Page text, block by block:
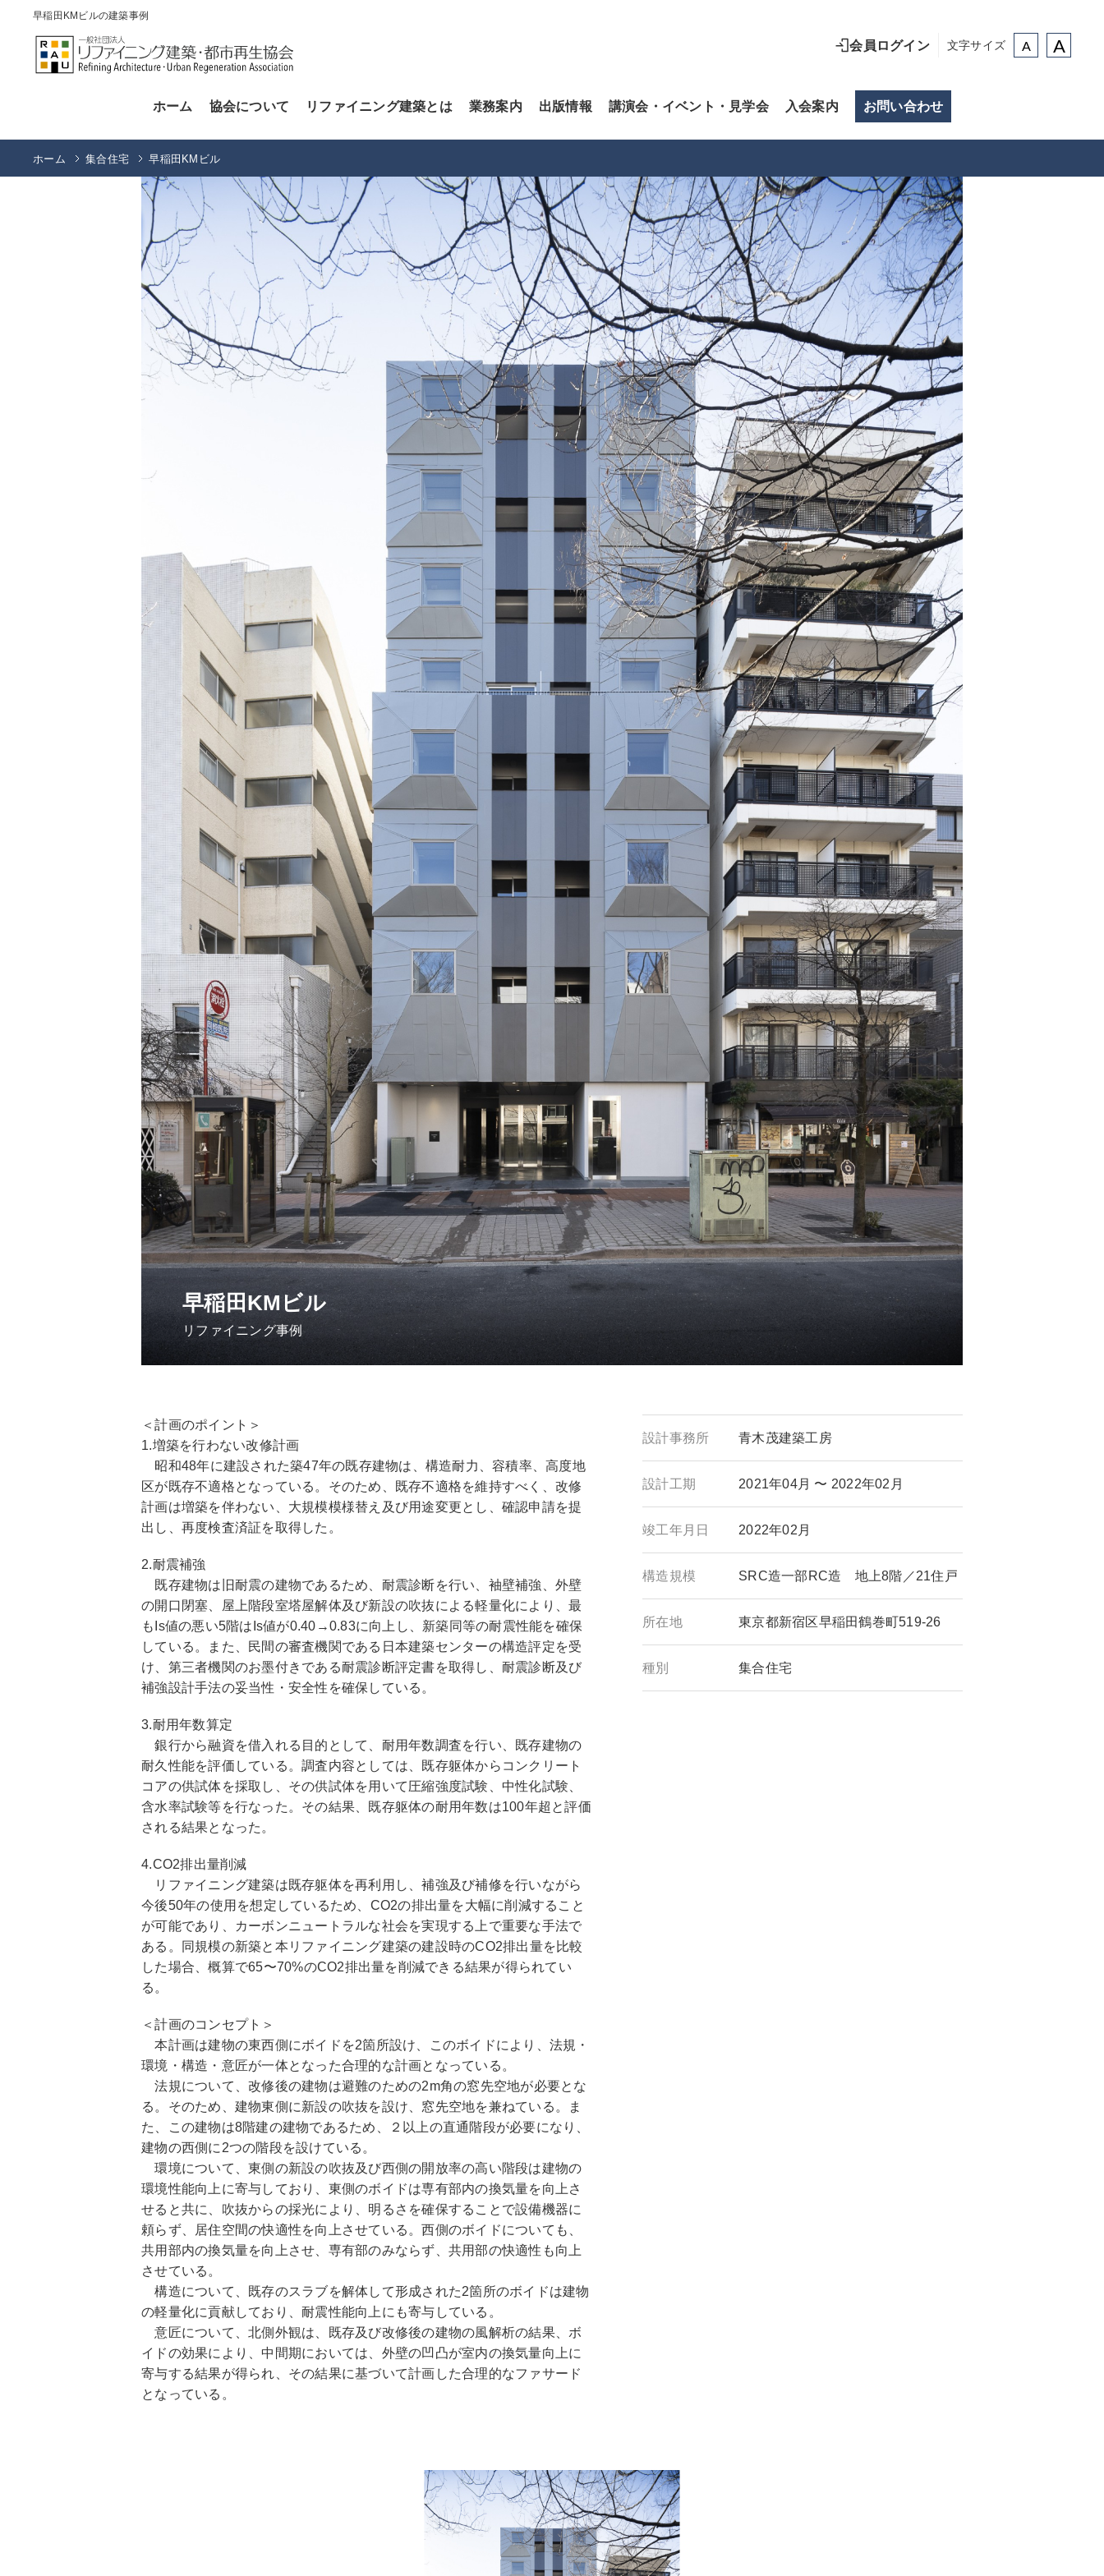
早稲田KMビルの建築事例
会員ログイン 文字サイズ A A
ホーム 協会について リファイニング建築とは 業務案内 出版情報 講演会・イベント・見学会 入会案内 お問い合わせ
ホーム 集合住宅 早稲田KMビル
早稲田KMビル
リファイニング事例
＜計画のポイント＞
1.増築を行わない改修計画
昭和48年に建設された築47年の既存建物は、構造耐力、容積率、高度地
区が既存不適格となっている。そのため、既存不適格を維持すべく、改修
計画は増築を伴わない、大規模模様替え及び用途変更とし、確認申請を提
出し、再度検査済証を取得した。
2.耐震補強
既存建物は旧耐震の建物であるため、耐震診断を行い、袖壁補強、外壁
の開口閉塞、屋上階段室塔屋解体及び新設の吹抜による軽量化により、最
もIs値の悪い5階はIs値が0.40→0.83に向上し、新築同等の耐震性能を確保
している。また、民間の審査機関である日本建築センターの構造評定を受
け、第三者機関のお墨付きである耐震診断評定書を取得し、耐震診断及び
補強設計手法の妥当性・安全性を確保している。
3.耐用年数算定
銀行から融資を借入れる目的として、耐用年数調査を行い、既存建物の
耐久性能を評価している。調査内容としては、既存躯体からコンクリート
コアの供試体を採取し、その供試体を用いて圧縮強度試験、中性化試験、
含水率試験等を行なった。その結果、既存躯体の耐用年数は100年超と評価
される結果となった。
4.CO2排出量削減
リファイニング建築は既存躯体を再利用し、補強及び補修を行いながら
今後50年の使用を想定しているため、CO2の排出量を大幅に削減すること
が可能であり、カーボンニュートラルな社会を実現する上で重要な手法で
ある。同規模の新築と本リファイニング建築の建設時のCO2排出量を比較
した場合、概算で65〜70%のCO2排出量を削減できる結果が得られてい
る。
＜計画のコンセプト＞
本計画は建物の東西側にボイドを2箇所設け、このボイドにより、法規・
環境・構造・意匠が一体となった合理的な計画となっている。
法規について、改修後の建物は避難のための2m角の窓先空地が必要とな
る。そのため、建物東側に新設の吹抜を設け、窓先空地を兼ねている。ま
た、この建物は8階建の建物であるため、２以上の直通階段が必要になり、
建物の西側に2つの階段を設けている。
環境について、東側の新設の吹抜及び西側の開放率の高い階段は建物の
環境性能向上に寄与しており、東側のボイドは専有部内の換気量を向上さ
せると共に、吹抜からの採光により、明るさを確保することで設備機器に
頼らず、居住空間の快適性を向上させている。西側のボイドについても、
共用部内の換気量を向上させ、専有部のみならず、共用部の快適性も向上
させている。
構造について、既存のスラブを解体して形成された2箇所のボイドは建物
の軽量化に貢献しており、耐震性能向上にも寄与している。
意匠について、北側外観は、既存及び改修後の建物の風解析の結果、ボ
イドの効果により、中間期においては、外壁の凹凸が室内の換気量向上に
寄与する結果が得られ、その結果に基づいて計画した合理的なファサード
となっている。
設計事務所 青木茂建築工房
設計工期 2021年04月 〜 2022年02月
竣工年月日 2022年02月
構造規模 SRC造一部RC造 地上8階／21住戸
所在地 東京都新宿区早稲田鶴巻町519-26
種別 集合住宅